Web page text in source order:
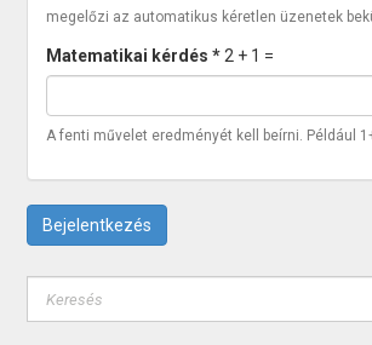
megelőzi az automatikus kéretlen üzenetek
Matematikai kérdés* 2 + 1 =
A fenti művelet eredményét kell beírni. Például
Bejelentkezés